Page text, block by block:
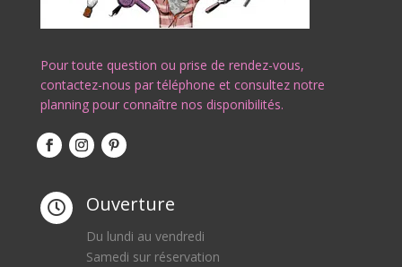
Pour toute question ou prise de rendez-vous,
contactez-nous par téléphone et consultez notre
planning pour connaître nos disponibilités.
 Ouverture
Du lundi au vendredi
Samedi sur réservation